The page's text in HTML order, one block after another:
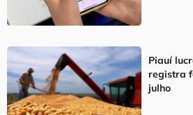
Piauí
registra
julho